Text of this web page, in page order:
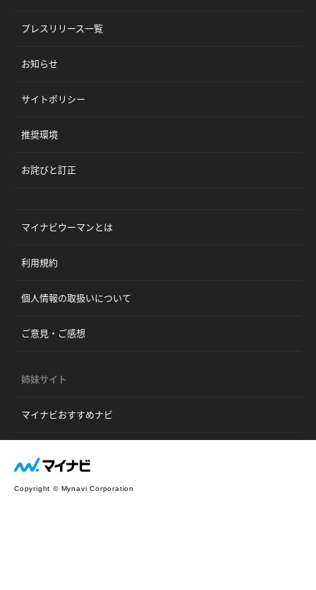
プレスリリース一覧
お知らせ
サイトポリシー
推奨環境
お詫びと訂正
マイナビウーマンとは
利用規約
個人情報の取扱いについて
ご意見・ご感想
姉妹サイト
マイナビおすすめナビ
Copyright © Mynavi Corporation